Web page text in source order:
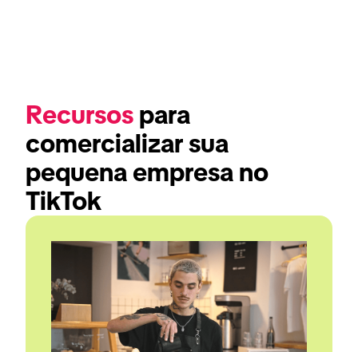
Recursos para
comercializar sua
pequena empresa no
TikTok